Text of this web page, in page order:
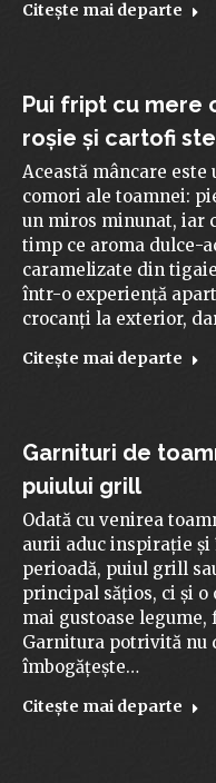
Citeşte mai departe
Pui fript cu mere
roșie și cartofi
Această mâncare
comori ale toamnei:
un miros minunat, iar
timp ce aroma dulce-
caramelizate din
într-o experiență
crocanți la exterior,
Citeşte mai departe
Garnituri de
puiului grill
Odată cu venirea
aurii aduc inspirație și
perioadă, puiul grill
principal sățios, ci și o
mai gustoase legume,
Garnitura potrivită nu
îmbogățește…
Citeşte mai departe